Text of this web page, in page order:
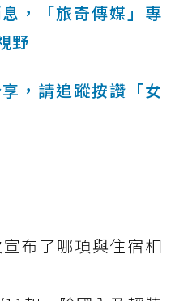
，「旅奇傳媒」專
野
，請追蹤按讚「女
布了哪項與住宿相